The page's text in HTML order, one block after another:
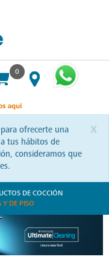
0
x
ofrecerte una
tus hábitos de
consideramos que
DE COCCIÓN
Y DE PISO